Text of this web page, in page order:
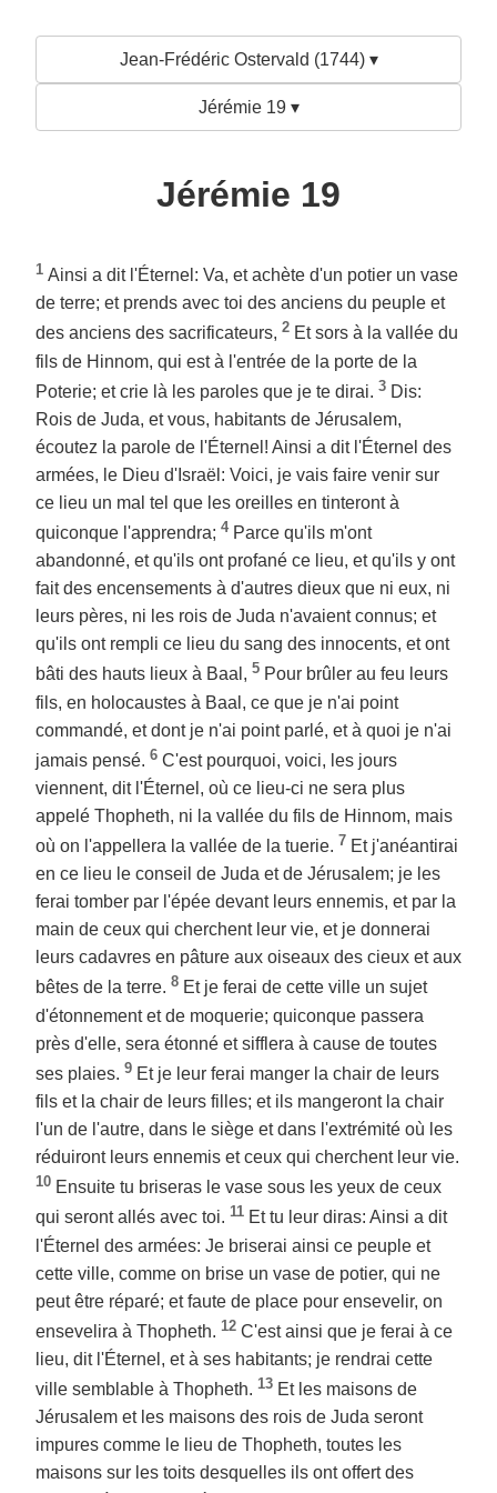
Jean-Frédéric Ostervald (1744) ▾
Jérémie 19 ▾
Jérémie 19
1 Ainsi a dit l'Éternel: Va, et achète d'un potier un vase
de terre; et prends avec toi des anciens du peuple et
des anciens des sacrificateurs, 2 Et sors à la vallée du
fils de Hinnom, qui est à l'entrée de la porte de la
Poterie; et crie là les paroles que je te dirai. 3 Dis:
Rois de Juda, et vous, habitants de Jérusalem,
écoutez la parole de l'Éternel! Ainsi a dit l'Éternel des
armées, le Dieu d'Israël: Voici, je vais faire venir sur
ce lieu un mal tel que les oreilles en tinteront à
quiconque l'apprendra; 4 Parce qu'ils m'ont
abandonné, et qu'ils ont profané ce lieu, et qu'ils y ont
fait des encensements à d'autres dieux que ni eux, ni
leurs pères, ni les rois de Juda n'avaient connus; et
qu'ils ont rempli ce lieu du sang des innocents, et ont
bâti des hauts lieux à Baal, 5 Pour brûler au feu leurs
fils, en holocaustes à Baal, ce que je n'ai point
commandé, et dont je n'ai point parlé, et à quoi je n'ai
jamais pensé. 6 C'est pourquoi, voici, les jours
viennent, dit l'Éternel, où ce lieu-ci ne sera plus
appelé Thopheth, ni la vallée du fils de Hinnom, mais
où on l'appellera la vallée de la tuerie. 7 Et j'anéantirai
en ce lieu le conseil de Juda et de Jérusalem; je les
ferai tomber par l'épée devant leurs ennemis, et par la
main de ceux qui cherchent leur vie, et je donnerai
leurs cadavres en pâture aux oiseaux des cieux et aux
bêtes de la terre. 8 Et je ferai de cette ville un sujet
d'étonnement et de moquerie; quiconque passera
près d'elle, sera étonné et sifflera à cause de toutes
ses plaies. 9 Et je leur ferai manger la chair de leurs
fils et la chair de leurs filles; et ils mangeront la chair
l'un de l'autre, dans le siège et dans l'extrémité où les
réduiront leurs ennemis et ceux qui cherchent leur vie.
10 Ensuite tu briseras le vase sous les yeux de ceux
qui seront allés avec toi. 11 Et tu leur diras: Ainsi a dit
l'Éternel des armées: Je briserai ainsi ce peuple et
cette ville, comme on brise un vase de potier, qui ne
peut être réparé; et faute de place pour ensevelir, on
ensevelira à Thopheth. 12 C'est ainsi que je ferai à ce
lieu, dit l'Éternel, et à ses habitants; je rendrai cette
ville semblable à Thopheth. 13 Et les maisons de
Jérusalem et les maisons des rois de Juda seront
impures comme le lieu de Thopheth, toutes les
maisons sur les toits desquelles ils ont offert des